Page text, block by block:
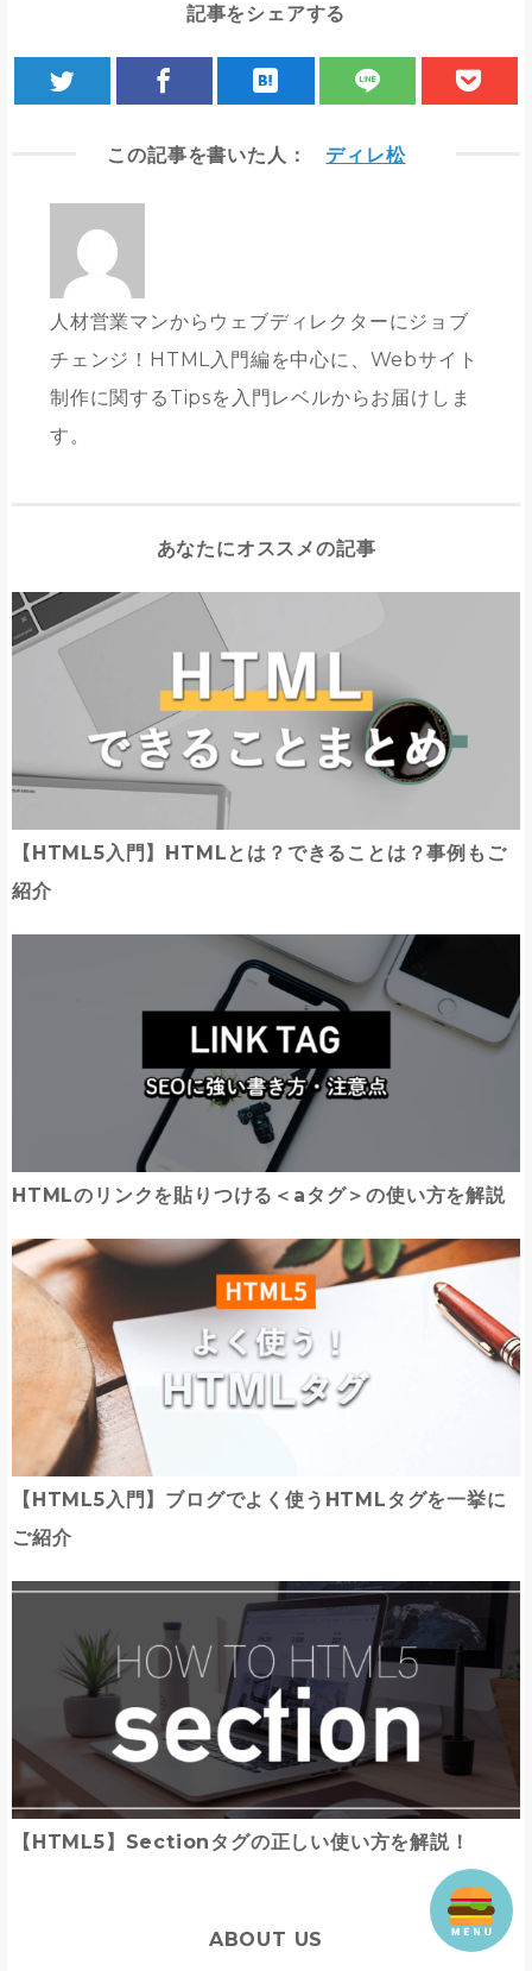
記事をシェアする
この記事を書いた人： ディレ松
人材営業マンからウェブディレクターにジョブ
チェンジ！HTML入門編を中心に、Webサイト
制作に関するTipsを入門レベルからお届けしま
す。
あなたにオススメの記事
【HTML5入門】HTMLとは？できることは？事例もご
紹介
HTMLのリンクを貼りつける＜aタグ＞の使い方を解説
【HTML5入門】ブログでよく使うHTMLタグを一挙に
ご紹介
【HTML5】Sectionタグの正しい使い方を解説！
ABOUT US